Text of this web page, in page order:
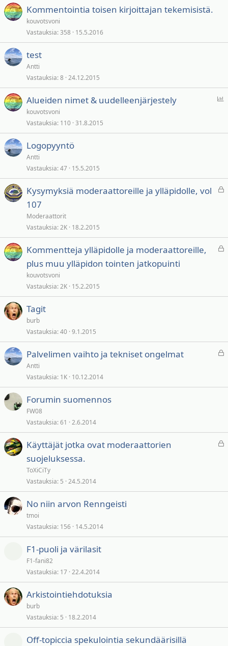
Kommentointia toisen kirjoittajan tekemisistä.
kouvotsvoni
Vastauksia 358 15.5.2016
test
Antti
Vastauksia 8 24.12.2015
e
s
Alueiden nimet & uudelleenjärjestely
kouvotsvoni
Vastauksia 110 31.8.2015
Logopyyntö
Antti
Vastauksia 47 15.5.2015
L
Kysymyksiä moderaattoreille ja ylläpidolle, vol
107
Moderaattorit
Vastauksia 2K 18.2.2015
L
Kommentteja ylläpidolle ja moderaattoreille,
plus muu ylläpidon tointen jatkopuinti
kouvotsvoni
Vastauksia 2K 15.2.2015
Tagit
burb
Vastauksia 40 9.1.2015
L
i
Palvelimen vaihto ja tekniset ongelmat
Antti
Vastauksia 1K 10.12.2014
Forumin suomennos
FW08
Vastauksia 61 2.6.2014
L
Käyttäjät jotka ovat moderaattorien
suojeluksessa.
ToXiCiTy
Vastauksia 5 24.5.2014
No niin arvon Renngeisti
tmoi
Vastauksia 156 14.5.2014
F1-puoli ja värilasit
F1-fani82
Vastauksia 17 22.4.2014
Arkistointiehdotuksia
burb
Vastauksia 5 18.2.2014
Off-topiccia spekulointia sekundäärisillä